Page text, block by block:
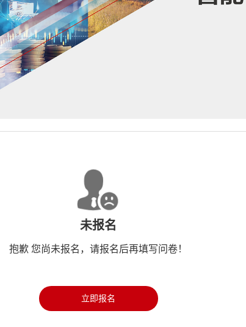
未报名
抱歉 您尚未报名，请报名后再填写问卷！
立即报名